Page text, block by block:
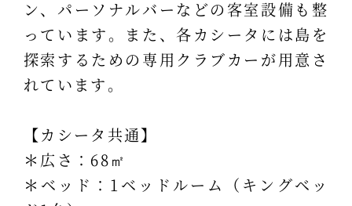
ン、パーソナルバーなどの客室設備も整
っています。また、各カシータには島を
探索するための専用クラブカーが用意さ
れています。
【カシータ共通】
＊広さ：68㎡
＊ベッド：1ベッドルーム（キングベッ